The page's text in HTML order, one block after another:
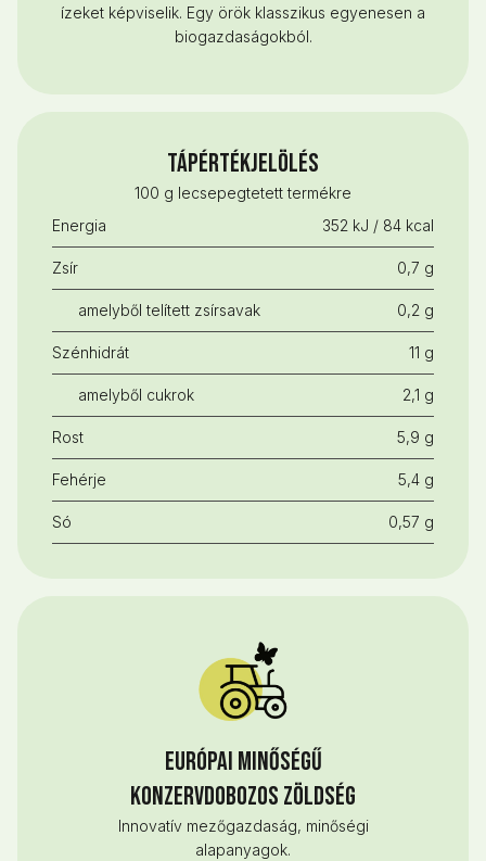
ízeket képviselik. Egy örök klasszikus egyenesen a
biogazdaságokból.
Tápértékjelölés
100 g lecsepegtetett termékre
Energia
352 kJ / 84 kcal
Zsír 0,7 g
amelyből telített zsírsavak 0,2 g
Szénhidrát 11 g
amelyből cukrok 2,1 g
Rost 5,9 g
Fehérje 5,4 g
Só 0,57 g
Európai minőségű
konzervdobozos zöldség
Innovatív mezőgazdaság, minőségi
alapanyagok.